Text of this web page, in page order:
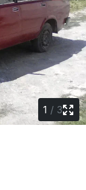
1 / 3